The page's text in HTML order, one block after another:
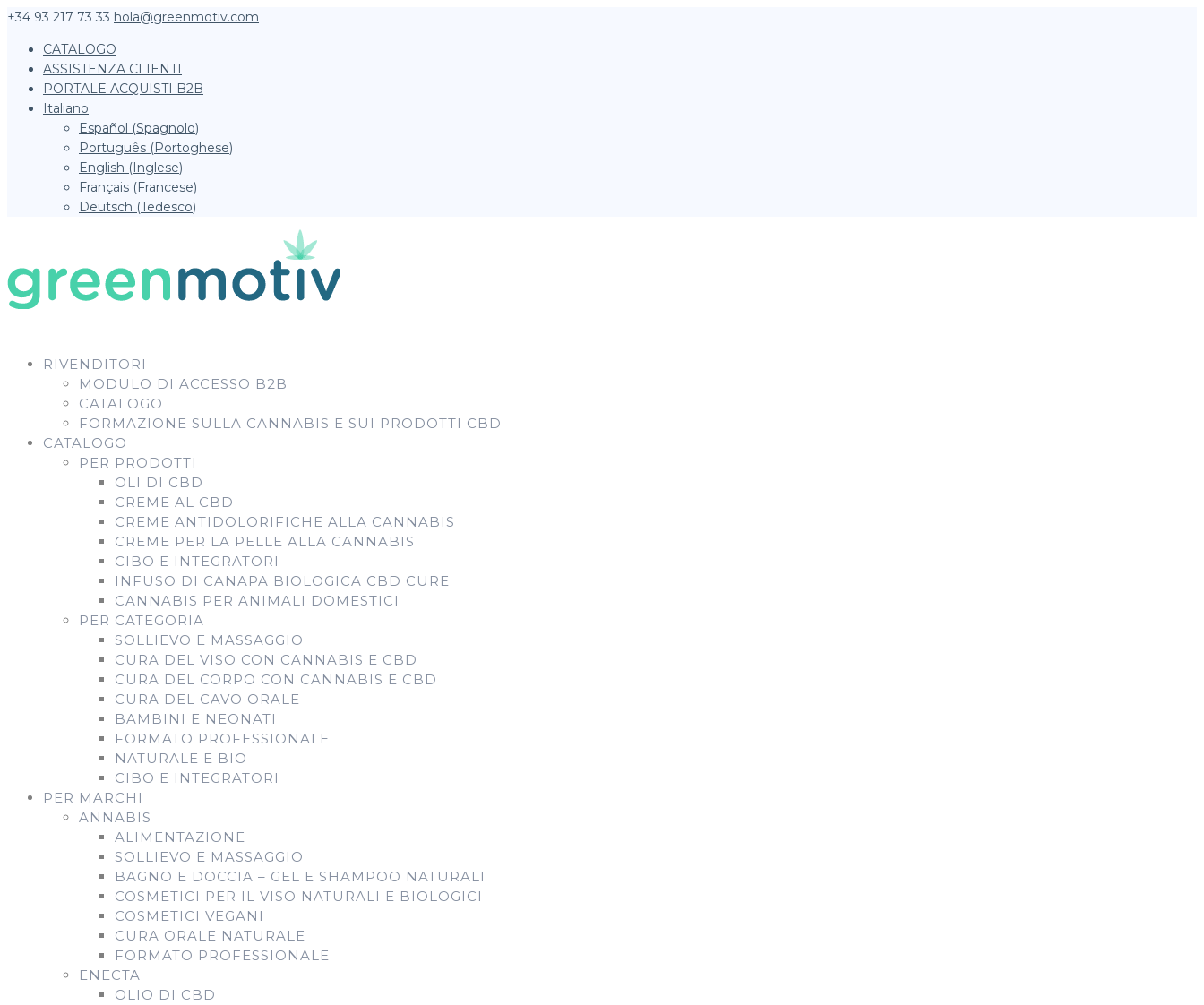
+34 93 217 73 33 hola@greenmotiv.com
CATALOGO
ASSISTENZA CLIENTI
PORTALE ACQUISTI B2B
Italiano
Español (Spagnolo)
Português (Portoghese)
English (Inglese)
Français (Francese)
Deutsch (Tedesco)
RIVENDITORI
MODULO DI ACCESSO B2B
CATALOGO
FORMAZIONE SULLA CANNABIS E SUI PRODOTTI CBD
CATALOGO
PER PRODOTTI
OLI DI CBD
CREME AL CBD
CREME ANTIDOLORIFICHE ALLA CANNABIS
CREME PER LA PELLE ALLA CANNABIS
CIBO E INTEGRATORI
INFUSO DI CANAPA BIOLOGICA CBD CURE
CANNABIS PER ANIMALI DOMESTICI
PER CATEGORIA
SOLLIEVO E MASSAGGIO
CURA DEL VISO CON CANNABIS E CBD
CURA DEL CORPO CON CANNABIS E CBD
CURA DEL CAVO ORALE
BAMBINI E NEONATI
FORMATO PROFESSIONALE
NATURALE E BIO
CIBO E INTEGRATORI
PER MARCHI
ANNABIS
ALIMENTAZIONE
SOLLIEVO E MASSAGGIO
BAGNO E DOCCIA – GEL E SHAMPOO NATURALI
COSMETICI PER IL VISO NATURALI E BIOLOGICI
COSMETICI VEGANI
CURA ORALE NATURALE
FORMATO PROFESSIONALE
ENECTA
OLIO DI CBD